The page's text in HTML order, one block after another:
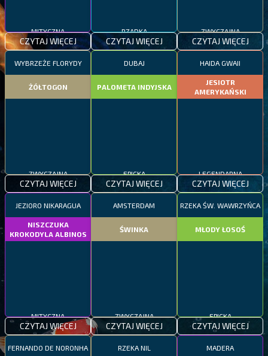
CZYTAJ WIĘCEJ
RZADKA
CZYTAJ WIĘCEJ
ZWYCZAJNA
CZYTAJ WIĘCEJ
WYBRZEŻE FLORYDY
ŻÓŁTOGON
CZYTAJ WIĘCEJ
DUBAJ
PALOMETA INDYJSKA
CZYTAJ WIĘCEJ
HAIDA GWAII
JESIOTR
AMERYKAŃSKI
CZYTAJ WIĘCEJ
JEZIORO NIKARAGUA
NISZCZUKA
KROKODYLA ALBINOS
CZYTAJ WIĘCEJ
AMSTERDAM
ŚWINKA
CZYTAJ WIĘCEJ
RZEKA ŚW. WAWRZYŃCA
MŁODY ŁOSOŚ
CZYTAJ WIĘCEJ
FERNANDO DE NORONHA RZEKA NIL MADERA